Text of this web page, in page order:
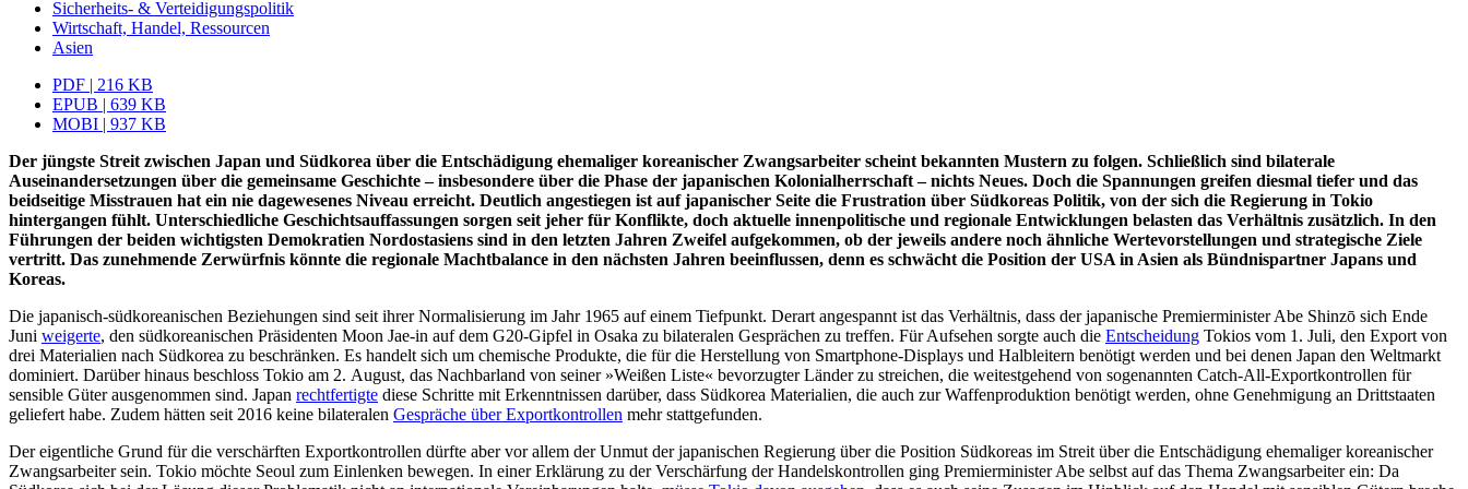
Sicherheits- & Verteidigungspolitik
Wirtschaft, Handel, Ressourcen
Asien
PDF | 216 KB
EPUB | 639 KB
MOBI | 937 KB
Der jüngste Streit zwischen Japan und Südkorea über die Entschädigung ehemaliger koreanischer Zwangsarbeiter scheint bekannten Mustern zu folgen. Schließlich sind bilaterale
Auseinandersetzungen über die gemeinsame Geschichte – insbesondere über die Phase der japanischen Kolonialherrschaft – nichts Neues. Doch die Span­nungen greifen diesmal tiefer und das
beidseitige Misstrauen hat ein nie dagewesenes Niveau erreicht. Deutlich angestiegen ist auf japanischer Seite die Frustration über Südkoreas Politik, von der sich die Regierung in Tokio
hintergangen fühlt. Unterschiedliche Geschichtsauffassungen sorgen seit jeher für Konflikte, doch aktu­elle innenpolitische und regionale Entwicklungen belasten das Verhältnis zusätzlich. In den
Führungen der beiden wichtigsten Demokratien Nordostasiens sind in den letzten Jahren Zweifel aufgekommen, ob der jeweils andere noch ähnliche Wertevorstellungen und strategische Ziele
vertritt. Das zunehmende Zerwürfnis könnte die regionale Machtbalance in den nächsten Jahren beeinflussen, denn es schwächt die Position der USA in Asien als Bündnispartner Japans und
Koreas.
Die japanisch-südkoreanischen Beziehungen sind seit ihrer Normalisierung im Jahr 1965 auf einem Tiefpunkt. Derart angespannt ist das Verhältnis, dass der japanische Premierminister Abe Shinzō sich Ende
Juni weigerte, den südkoreanischen Präsi­denten Moon Jae-in auf dem G20-Gipfel in Osaka zu bilateralen Gesprächen zu treffen. Für Aufsehen sorgte auch die Entscheidung Tokios vom 1. Juli, den Export von
drei Materialien nach Südkorea zu beschränken. Es handelt sich um chemische Produkte, die für die Herstellung von Smartphone-Dis­plays und Halbleitern benötigt werden und bei denen Japan den Weltmarkt
dominiert. Darüber hinaus beschloss Tokio am 2. August, das Nachbarland von seiner »Weißen Liste« bevorzugter Länder zu streichen, die weitestgehend von sogenannten Catch-All-Exportkontrollen für
sensible Güter ausgenommen sind. Japan recht­fertigte diese Schritte mit Erkenntnissen darüber, dass Südkorea Materialien, die auch zur Waffenproduktion benötigt wer­den, ohne Genehmigung an Drittstaaten
geliefert habe. Zudem hätten seit 2016 keine bilateralen Gespräche über Exportkontrollen mehr stattgefunden.
Der eigentliche Grund für die verschärften Exportkontrollen dürfte aber vor allem der Unmut der japanischen Regierung über die Position Südkoreas im Streit über die Entschädigung ehemaliger koreanischer
Zwangsarbeiter sein. Tokio möchte Seoul zum Einlenken bewegen. In einer Erklärung zu der Verschärfung der Handelskontrollen ging Premierminister Abe selbst auf das Thema Zwangsarbeiter ein: Da